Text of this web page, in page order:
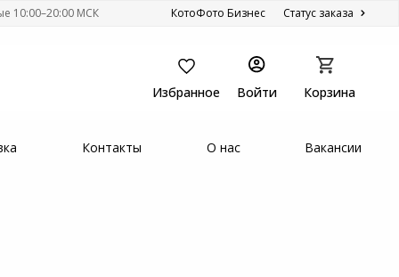
10:00–20:00 МСК КотоФото Бизнес Статус заказа
Корзина
Войти
Избранное
Контакты О нас Вакансии